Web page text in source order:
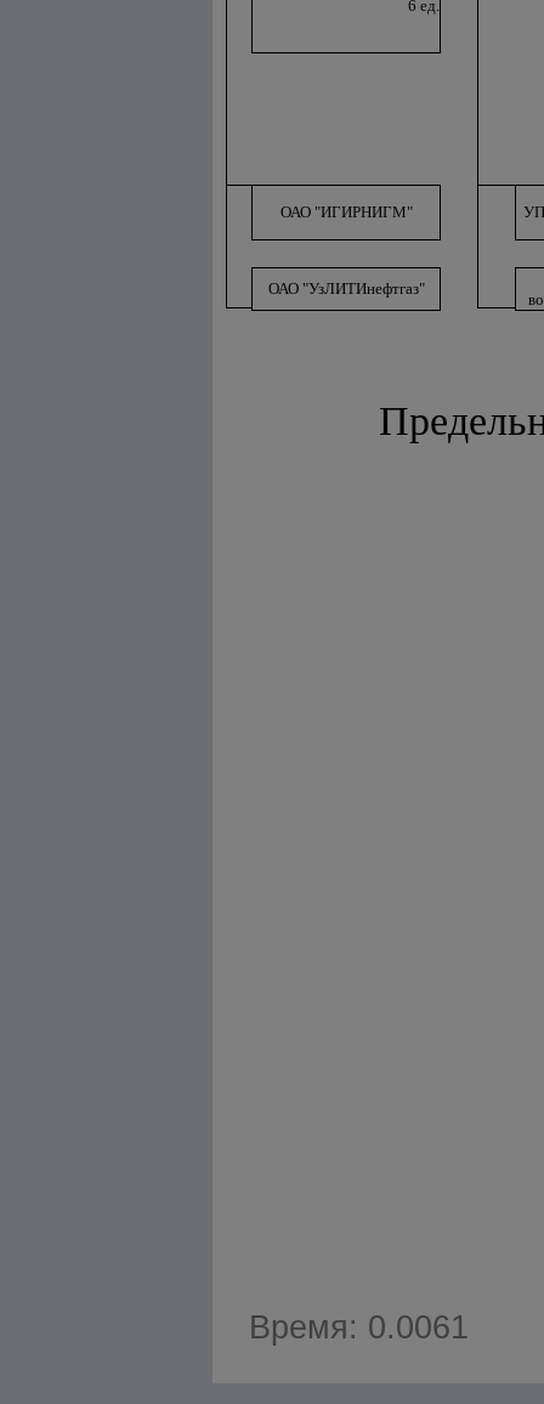
6 ед.
ОАО "ИГИРНИГМ"
ОАО "УзЛИТИнефтгаз"
Время: 0.0061